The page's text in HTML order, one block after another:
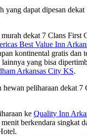
yang dapat dipesan
dekat 7 Clans First
Best Value Inn
kontinental gratis dan
yang bisa
Arkansas City KS.
hewan peliharaan dekat 7
ke Quality Inn
berkendara singkat